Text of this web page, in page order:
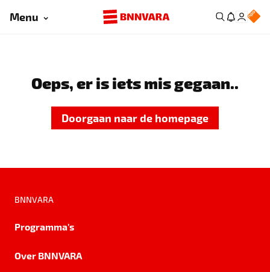
Menu
Oeps, er is iets mis gegaan..
Doorgaan naar de homepage
BNNVARA
Programma's
Over BNNVARA